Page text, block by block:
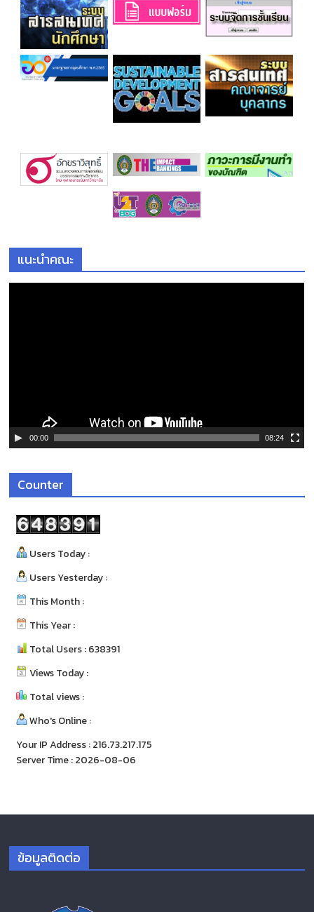
แนะนำคณะ
ดี
00:00 08:24
Counter
Users Today :
Users Yesterday :
This Month :
This Year :
Total Users : 638391
Views Today :
Total views :
Who's Online :
Your IP Address : 216.73.217.175
Server Time : 2026-08-06
ข้อมูลติดต่อ